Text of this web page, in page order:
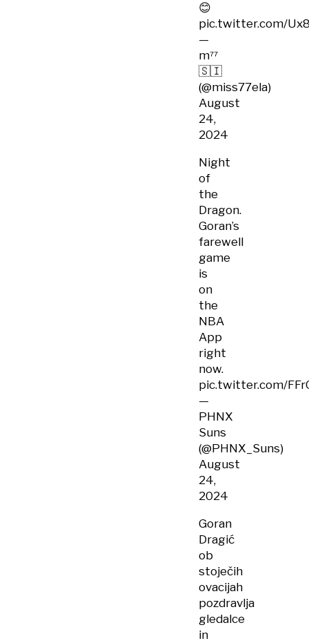
😊
pic.twitter.com/
—
m⁷⁷
🇸🇮
(@miss77ela)
August
24,
2024
Night
of
the
Dragon.
Goran’s
farewell
game
is
on
the
NBA
App
right
now.
pic.twitter.com/
—
PHNX
Suns
(@PHNX_Suns)
August
24,
2024
Goran
Dragić
ob
stoječih
ovacijah
pozdravlja
gledalce
in